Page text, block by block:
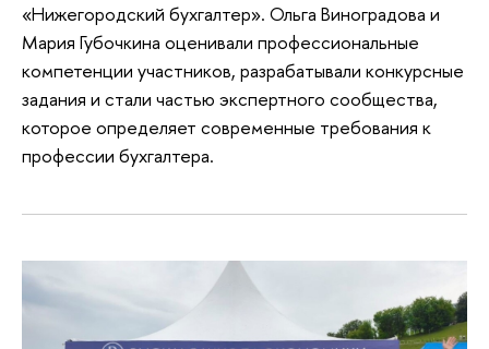
«Нижегородский бухгалтер». Ольга Виноградова и
Мария Губочкина оценивали профессиональные
компетенции участников, разрабатывали конкурсные
задания и стали частью экспертного сообщества,
которое определяет современные требования к
профессии бухгалтера.